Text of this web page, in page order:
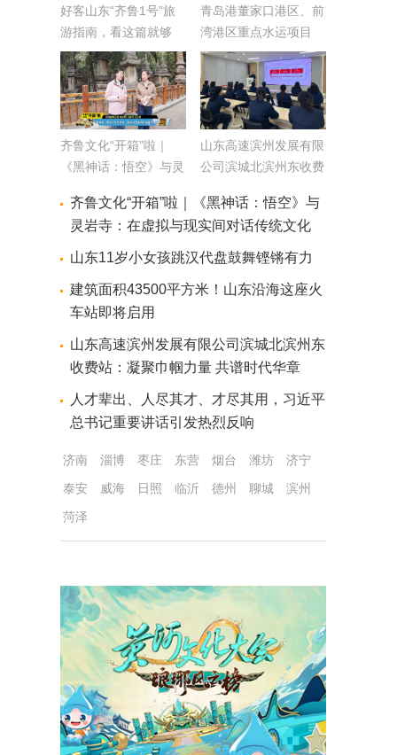
好客山东“齐鲁1号”旅
游指南，看这篇就够
了！
青岛港董家口港区、前
湾港区重点水运项目
通过港口岸线使用专家
评审
齐鲁文化“开箱”啦｜
《黑神话：悟空》与灵
对话传统文化
山东高速滨州发展有限
公司滨城北滨州东收费
谱时代华章
齐鲁文化“开箱”啦｜《黑神话：悟空》与
灵岩寺：在虚拟与现实间对话传统文化
山东11岁小女孩跳汉代盘鼓舞铿锵有力
建筑面积43500平方米！山东沿海这座火
车站即将启用
山东高速滨州发展有限公司滨城北滨州东
收费站：凝聚巾帼力量 共谱时代华章
人才辈出、人尽其才、才尽其用，习近平
总书记重要讲话引发热烈反响
济南 淄博 枣庄 东营 烟台 潍坊
济宁
泰安
威海 日照 临沂 德州 聊城
滨州
菏泽